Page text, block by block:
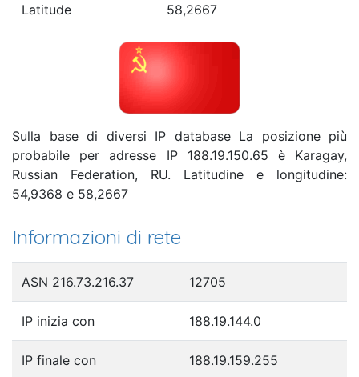
Latitude 58,2667
Sulla base di diversi IP database La posizione più
probabile per adresse IP 188.19.150.65 è Karagay,
Russian Federation, RU. Latitudine e longitudine:
54,9368 e 58,2667
Informazioni di rete
ASN 216.73.216.37 12705
IP inizia con 188.19.144.0
IP finale con 188.19.159.255